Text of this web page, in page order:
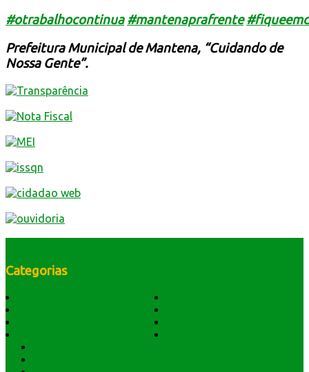
#otrabalhocontinua #mantenaprafrente #
Prefeitura Municipal de Mantena, “Cuidando de
Nossa Gente”.
Categorias